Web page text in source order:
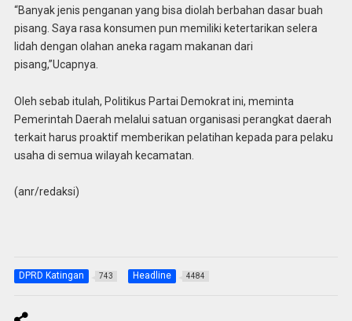
“Banyak jenis penganan yang bisa diolah berbahan dasar buah
pisang. Saya rasa konsumen pun memiliki ketertarikan selera
lidah dengan olahan aneka ragam makanan dari
pisang,”Ucapnya.
Oleh sebab itulah, Politikus Partai Demokrat ini, meminta
Pemerintah Daerah melalui satuan organisasi perangkat daerah
terkait harus proaktif memberikan pelatihan kepada para pelaku
usaha di semua wilayah kecamatan.
(anr/redaksi)
DPRD Katingan 743 Headline 4484